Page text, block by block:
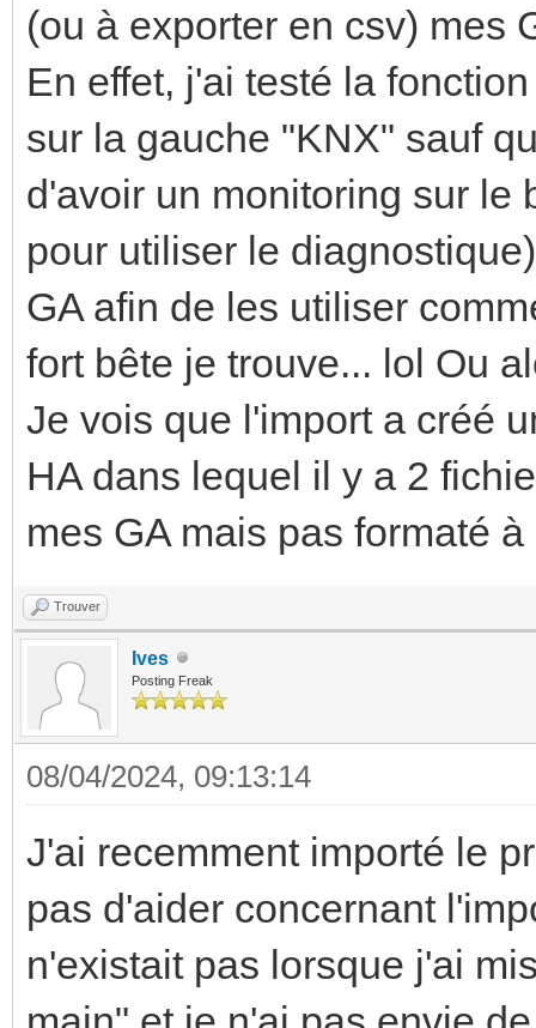
(ou à exporter en csv) mes
En effet, j'ai testé la
sur la gauche "KNX" sauf
d'avoir un monitoring sur le
pour utiliser le
GA afin de les utiliser
fort bête je trouve... lol Ou
Je vois que l'import a créé
HA dans lequel il y a 2
mes GA mais pas formaté
Trouver
Ives
Posting Freak
08/04/2024, 09:13:14
J'ai recemment importé le
pas d'aider concernant
n'existait pas lorsque j'ai